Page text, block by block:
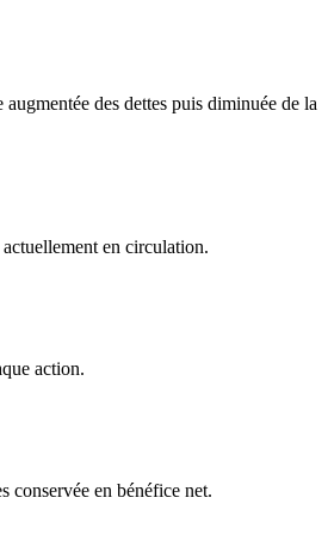
des dettes puis diminuée de la
en circulation.
action.
conservée en bénéfice net.